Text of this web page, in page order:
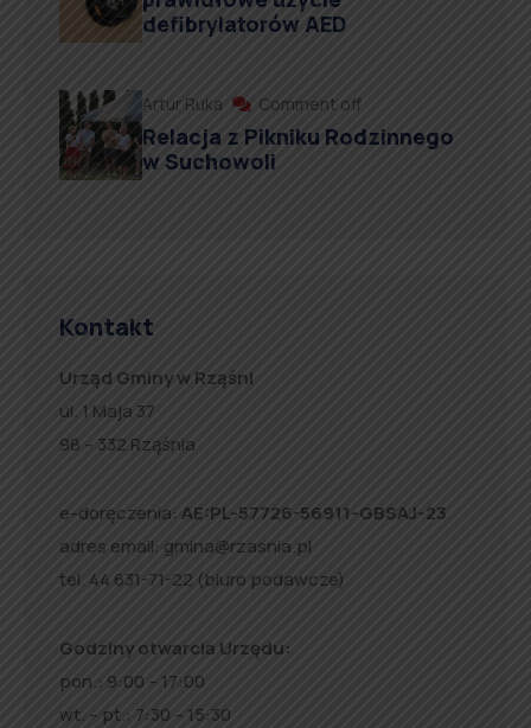
defibrylatorów AED
Artur Ruka Comment off
Relacja z Pikniku Rodzinnego
w Suchowoli
Kontakt
Urząd Gminy w Rząśni
ul. 1 Maja 37
98 – 332 Rząśnia
e-doręczenia: AE:PL-57726-56911-GBSAJ-23
adres email: gmina@rzasnia.pl
tel. 44 631-71-22 (biuro podawcze)
Godziny otwarcia Urzędu:
pon.: 9:00 – 17:00
wt. – pt.: 7:30 – 15:30